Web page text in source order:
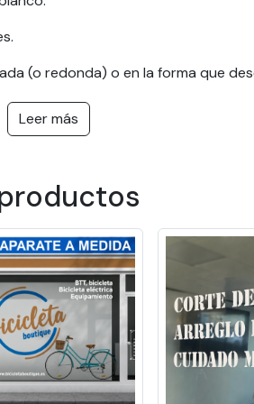
(o redonda) o en la forma que
en cualquier soporte, sus
los tamaños, el corte y la
página web. Siga el vídeo
para
en aplicar imágenes
las empresas que buscan mejorar
Leer más